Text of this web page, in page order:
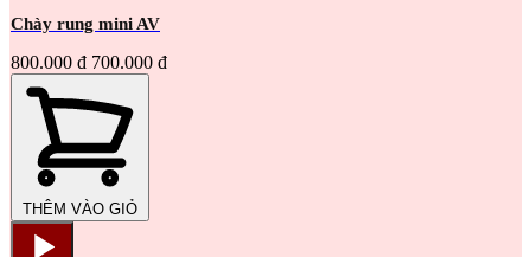
Chày rung mini AV
800.000 đ 700.000 đ
THÊM VÀO GIỎ